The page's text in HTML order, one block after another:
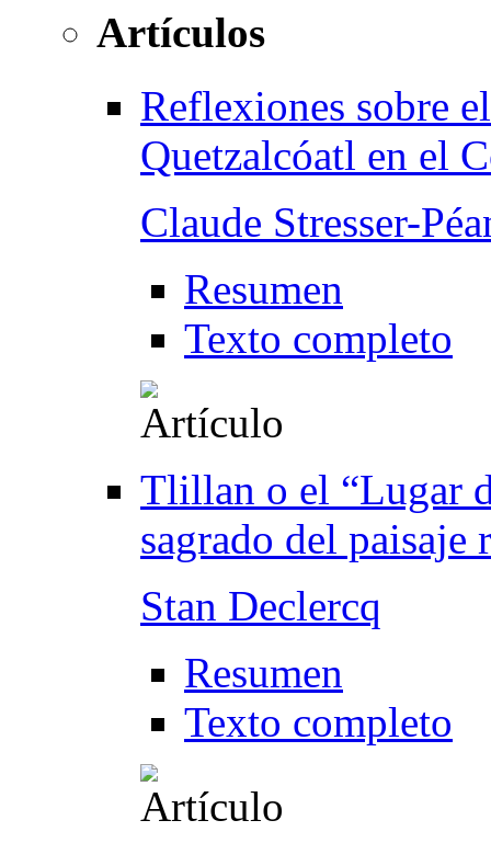
Artículos
Reflexiones sobre
Quetzalcóatl en el
Claude Stresser-
Resumen
Texto completo
Tlillan o el “Lugar
sagrado del paisaje
Stan Declercq
Resumen
Texto completo